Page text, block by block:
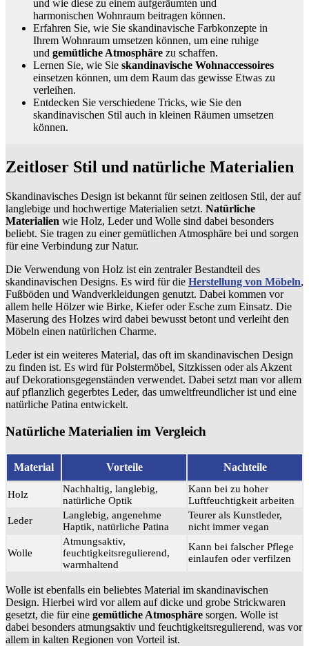
und wie diese zu einem aufgeräumten und
harmonischen Wohnraum beitragen können.
Erfahren Sie, wie Sie skandinavische Farbkonzepte in
Ihrem Wohnraum umsetzen können, um eine ruhige
und gemütliche Atmosphäre zu schaffen.
Lernen Sie, wie Sie skandinavische Wohnaccessoires
einsetzen können, um dem Raum das gewisse Etwas zu
verleihen.
Entdecken Sie verschiedene Tricks, wie Sie den
skandinavischen Stil auch in kleinen Räumen umsetzen
können.
Zeitloser Stil und natürliche Materialien
Skandinavisches Design ist bekannt für seinen zeitlosen Stil, der auf
langlebige und hochwertige Materialien setzt. Natürliche
Materialien wie Holz, Leder und Wolle sind dabei besonders
beliebt. Sie tragen zu einer gemütlichen Atmosphäre bei und sorgen
für eine Verbindung zur Natur.
Die Verwendung von Holz ist ein zentraler Bestandteil des
skandinavischen Designs. Es wird für die Herstellung von Möbeln,
Fußböden und Wandverkleidungen genutzt. Dabei kommen vor
allem helle Hölzer wie Birke, Kiefer oder Esche zum Einsatz. Die
Maserung des Holzes wird dabei bewusst betont und verleiht den
Möbeln einen natürlichen Charme.
Leder ist ein weiteres Material, das oft im skandinavischen Design
zu finden ist. Es wird für Polstermöbel, Sitzkissen oder als Akzent
auf Dekorationsgegenständen verwendet. Dabei setzt man vor allem
auf pflanzlich gegerbtes Leder, das umweltfreundlicher ist und eine
natürliche Patina entwickelt.
Natürliche Materialien im Vergleich
Material Vorteile Nachteile
Holz
Nachhaltig, langlebig,
natürliche Optik
Kann bei zu hoher
Luftfeuchtigkeit arbeiten
Leder
Langlebig, angenehme
Haptik, natürliche Patina
Teurer als Kunstleder,
nicht immer vegan
Wolle
Atmungsaktiv,
feuchtigkeitsregulierend,
warmhaltend
Kann bei falscher Pflege
einlaufen oder verfilzen
Wolle ist ebenfalls ein beliebtes Material im skandinavischen
Design. Hierbei wird vor allem auf dicke und grobe Strickwaren
gesetzt, die für eine gemütliche Atmosphäre sorgen. Wolle ist
dabei besonders atmungsaktiv und feuchtigkeitsregulierend, was vor
allem in kalten Regionen von Vorteil ist.